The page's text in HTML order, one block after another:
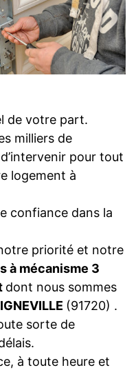
de votre part.
milliers de
pour tout
logement à
confiance dans la
priorité et notre
à mécanisme 3
dont nous sommes
(91720) .
sorte de
à toute heure et